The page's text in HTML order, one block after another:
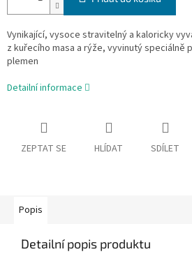
Vynikající, vysoce stravitelný a kaloricky
z kuřecího masa a rýže, vyvinutý speciálně
plemen
Detailní informace
ZEPTAT SE HLÍDAT SDÍLET
Popis
Detailní popis produktu